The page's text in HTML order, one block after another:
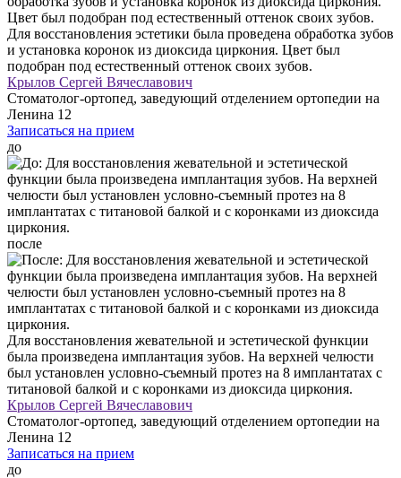
Для восстановления эстетики была проведена обработка зубов
и установка коронок из диоксида циркония. Цвет был
подобран под естественный оттенок своих зубов.
Крылов Сергей Вячеславович
Стоматолог-ортопед, заведующий отделением ортопедии на
Ленина 12
Записаться на прием
до
после
Для восстановления жевательной и эстетической функции
была произведена имплантация зубов. На верхней челюсти
был установлен условно-съемный протез на 8 имплантатах с
титановой балкой и с коронками из диоксида циркония.
Крылов Сергей Вячеславович
Стоматолог-ортопед, заведующий отделением ортопедии на
Ленина 12
Записаться на прием
до